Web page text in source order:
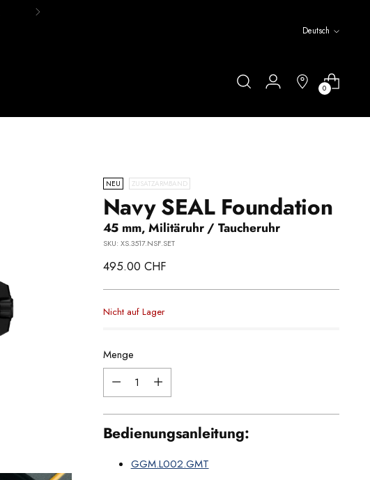
Sprache
Deutsch
0
NEU ZUSATZARMBAND
Navy SEAL Foundation
45 mm, Militäruhr / Taucheruhr
SKU: XS.3517.NSF.SET
Regulärer
495.00 CHF
Nicht auf Lager
Menge
Bedienungsanleitung:
GGM.L002.GMT